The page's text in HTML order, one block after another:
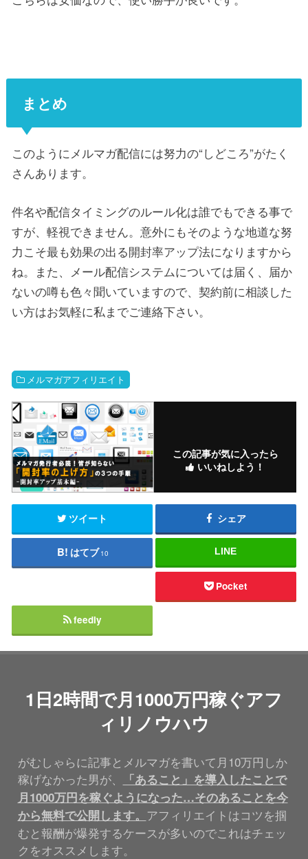
まとめ
このようにメルマガ配信には努力の“しどころ”がたく
さんあります。
件名や配信タイミングのルール化は誰でもできる事で
すが、軽視できません。意外にもそのような地道な努
力こそ最も効果の出る開封率アップ法になりますから
ね。また、メール配信システムについては届く、届か
ないの噂も色々聞いていますので、契約前に相談した
い方はお気軽に私までご連絡下さい。
メルマガアフィリエイト
この記事が気に入ったら
いいねしよう！
ツイート シェア
はてブ10 LINE
Pocket
feedly
1日2時間で月1000万円稼ぐアフ
ィリノウハウ
がむしゃらに記事とメルマガを書いて月10万円しか
稼げなかった男が、
「あること」を導入したことで
月1000万円を稼ぐようになった…そのあることを今
から無料で公開します。 アフィリエイトはコツを掴
むと報酬が爆発するケースが多いのでこれはチェッ
クをオススメします。